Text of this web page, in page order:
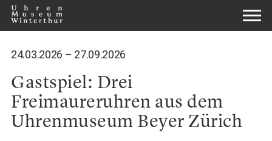
24.03.2026 – 27.09.2026
Gastspiel: Drei
Freimaureruhren aus dem
Uhrenmuseum Beyer Zürich